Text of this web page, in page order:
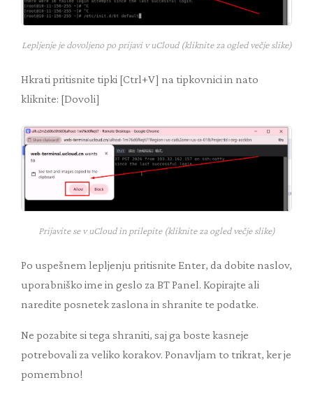
Lepljenje je dovoljeno po prijavi v uCloud (kliknite za ogled večje slike)
Hkrati pritisnite tipki [Ctrl+V] na tipkovnici in nato
kliknite: [Dovoli]
Prijavite se v uCloud in prilepite (kliknite za ogled večje slike)
Po uspešnem lepljenju pritisnite Enter, da dobite naslov,
uporabniško ime in geslo za BT Panel. Kopirajte ali
naredite posnetek zaslona in shranite te podatke.
Ne pozabite si tega shraniti, saj ga boste kasneje
potrebovali za veliko korakov. Ponavljam to trikrat, ker je
pomembno!